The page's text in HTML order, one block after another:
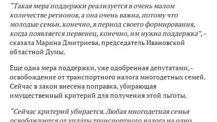
“Такая мера поддержки реализуется в очень малом
количестве регионов, а она очень важна, потому что
молодые семьи, конечно, в период своего формирования,
когда появляется первенец, конечно, им нужна поддержка”, -
сказала Марина Дмитриева, председатель Ивановской
областной Думы.
Еще одна мера поддержки, уже одобренная депутатами, -
освобождение от транспортного налога многодетных семей.
Сейчас в закон внесена поправка, убирающая
имущественный критерий для получения этой льготы.
“Сейчас критерий убирается. Любая многодетная семья
освобождается от уплаты транспортного налога на одно